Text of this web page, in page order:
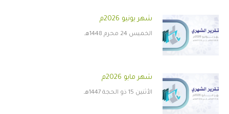
شهر يونيو 2026م
الخميس 24 محرم 1448هـ
شهر مايو 2026م
الأثنين 15 ذو الحجة 1447هـ